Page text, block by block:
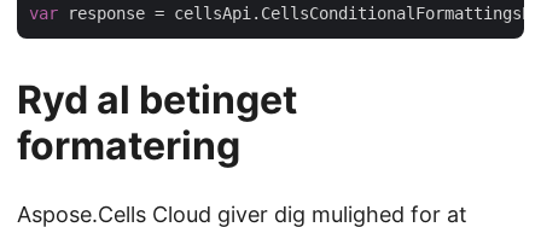
var
Ryd al betinget
formatering
Aspose.Cells Cloud giver dig mulighed for at